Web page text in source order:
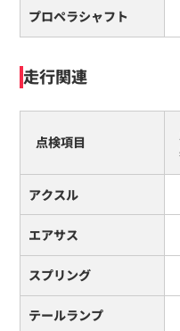
プロペラシャフト
走行関連
点検項目
アクスル
エアサス
スプリング
テールランプ